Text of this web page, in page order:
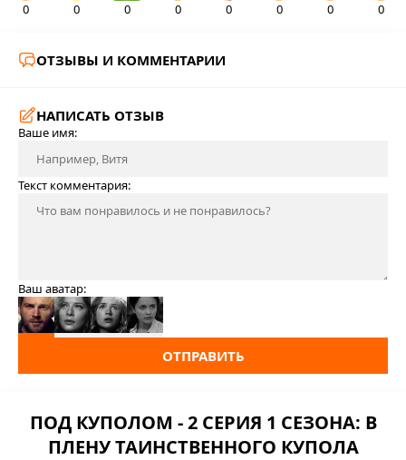
0 0 0 0 0 0 0 0
ОТЗЫВЫ И КОММЕНТАРИИ
НАПИСАТЬ ОТЗЫВ
Ваше имя:
Текст комментария:
Ваш аватар:
ОТПРАВИТЬ
ПОД КУПОЛОМ - 2 СЕРИЯ 1 СЕЗОНА: В
ПЛЕНУ ТАИНСТВЕННОГО КУПОЛА